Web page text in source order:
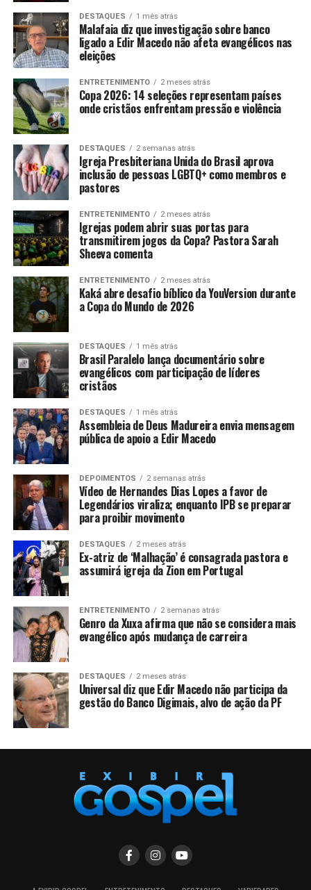
DESTAQUES 1 mês atrás
Malafaia diz que investigação sobre banco
ligado a Edir Macedo não afeta evangélicos nas
eleições
ENTRETENIMENTO 2 meses atrás
Copa 2026: 14 seleções representam países
onde cristãos enfrentam pressão e violência
DESTAQUES 2 semanas atrás
Igreja Presbiteriana Unida do Brasil aprova
inclusão de pessoas LGBTQ+ como membros e
pastores
ENTRETENIMENTO 2 meses atrás
Igrejas podem abrir suas portas para
transmitirem jogos da Copa? Pastora Sarah
Sheeva comenta
ENTRETENIMENTO 2 meses atrás
Kaká abre desafio bíblico da YouVersion durante
a Copa do Mundo de 2026
DESTAQUES 1 mês atrás
Brasil Paralelo lança documentário sobre
evangélicos com participação de líderes
cristãos
DESTAQUES 1 mês atrás
Assembleia de Deus Madureira envia mensagem
pública de apoio a Edir Macedo
DEPOIMENTOS 2 semanas atrás
Vídeo de Hernandes Dias Lopes a favor de
Legendários viraliza; enquanto IPB se preparar
para proibir movimento
DESTAQUES 2 meses atrás
Ex-atriz de ‘Malhação’ é consagrada pastora e
assumirá igreja da Zion em Portugal
ENTRETENIMENTO 2 semanas atrás
Genro da Xuxa afirma que não se considera mais
evangélico após mudança de carreira
DESTAQUES 2 meses atrás
Universal diz que Edir Macedo não participa da
gestão do Banco Digimais, alvo de ação da PF